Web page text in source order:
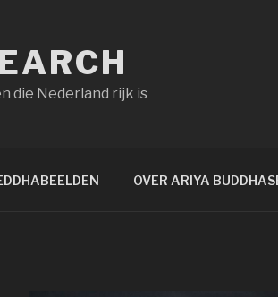
die Nederland rijk is
OVER ARIYA